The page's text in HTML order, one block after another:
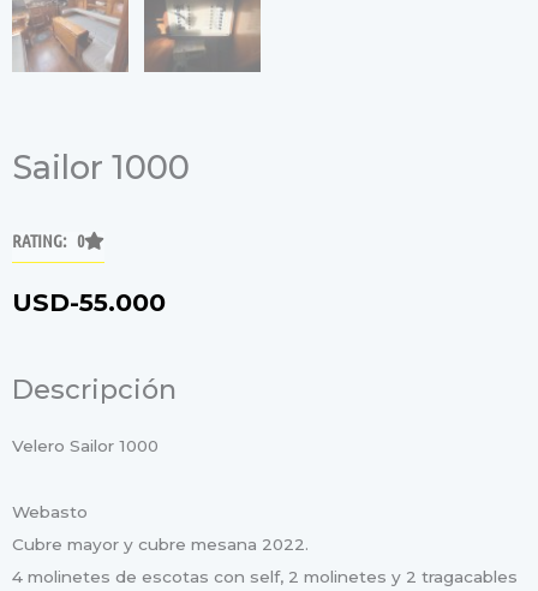
Sailor 1000
RATING: 0
USD-55.000
Descripción
Velero Sailor 1000
Webasto
Cubre mayor y cubre mesana 2022.
4 molinetes de escotas con self, 2 molinetes y 2 tragacables